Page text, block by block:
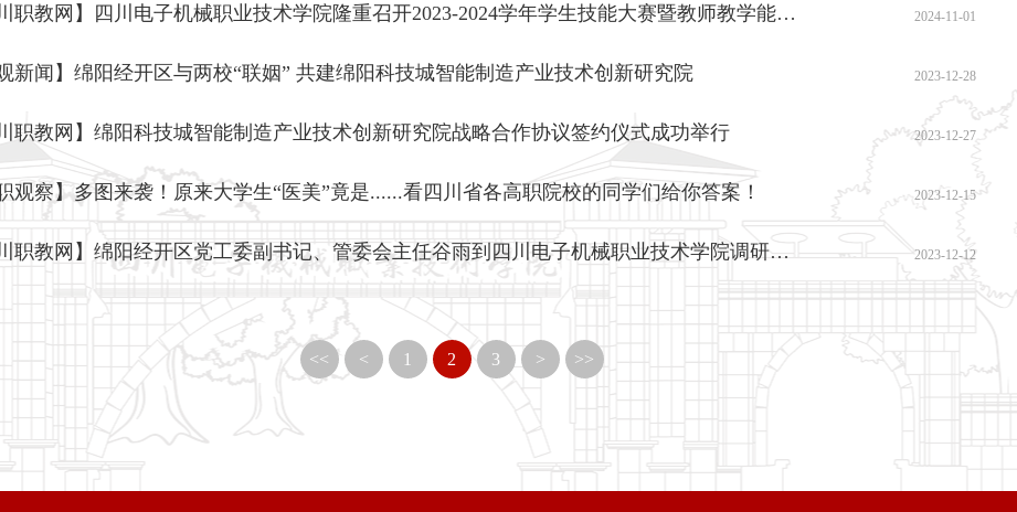
【四川职教网】四川电子机械职业技术学院隆重召开2023-2024学年学生技能大赛暨教师教学能力大赛总结表彰大会 2024-11-01
观新闻】绵阳经开区与两校“联姻” 共建绵阳科技城智能制造产业技术创新研究院 2023-12-28
川职教网】绵阳科技城智能制造产业技术创新研究院战略合作协议签约仪式成功举行 2023-12-27
职观察】多图来袭！原来大学生“医美”竟是......看四川省各高职院校的同学们给你答案！ 2023-12-15
【四川职教网】绵阳经开区党工委副书记、管委会主任谷雨到四川电子机械职业技术学院调研指导工作 2023-12-12
<< < 1 2 3 > >>